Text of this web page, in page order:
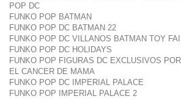
POP DC
FUNKO POP BATMAN
FUNKO POP DC BATMAN 22
FUNKO POP DC VILLANOS BATMAN TOY
FUNKO POP DC HOLIDAYS
FUNKO POP FIGURAS DC EXCLUSIVOS
EL CANCER DE MAMA
FUNKO POP DC IMPERIAL PALACE
FUNKO POP IMPERIAL PALACE 2